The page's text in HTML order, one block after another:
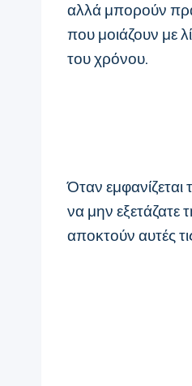
αλλά μπορούν
που μοιάζουν με
του χρόνου.
Όταν
να μην εξετάζατε
αποκτούν αυτές